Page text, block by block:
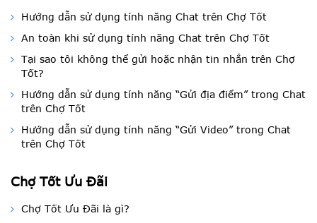
Hướng dẫn sử dụng tính năng Chat trên Chợ Tốt
An toàn khi sử dụng tính năng Chat trên Chợ Tốt
Tại sao tôi không thể gửi hoặc nhận tin nhắn trên Chợ
Tốt?
Hướng dẫn sử dụng tính năng “Gửi địa điểm” trong Chat
trên Chợ Tốt
Hướng dẫn sử dụng tính năng “Gửi Video” trong Chat
trên Chợ Tốt
Chợ Tốt Ưu Đãi
Chợ Tốt Ưu Đãi là gì?